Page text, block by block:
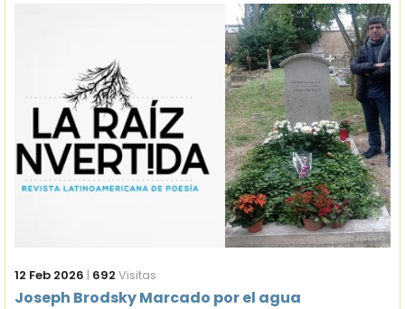
12 Feb 2026 | 692 Visitas
Joseph Brodsky Marcado por el agua